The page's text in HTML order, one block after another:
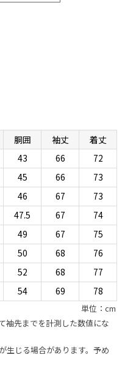
せ持つ究極のスリム
新基軸「EVボディ（SLIM
、どちらもコンパクトな設計
トな作りではなく、多少の
スなく着られます。そのぶ
クシーかつスタイリッシュ
小さめに設計されているの
、すっきりキレイに見える
の手縫いによるイセ込んだ
しているあたりに老舗カミ
すさ”と“美しさ”を合わせ持
ださい。
気定番生地「細番手ポ
手糸（双糸）で織られたポ
胴囲 袖丈
着丈
43 66
72
45 66
73
46 67
73
47.5 67
74
49 67
75
50 68
76
52 68
77
54 69 78
単位：cm
袖先までを計測した数値にな
生じる場合があります。予め